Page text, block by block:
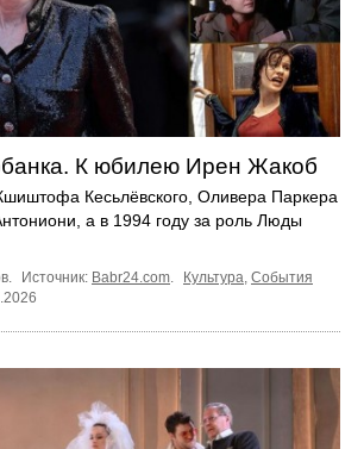
К юбилею Ирен Жакоб
Кесьлёвского, Оливера Паркера
а в 1994 году за роль Люды
Источник: Babr24.com. Культура, События